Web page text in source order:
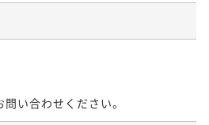
い合わせください。